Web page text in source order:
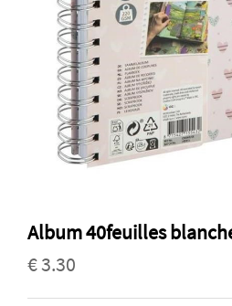
Album 40feuilles
€ 3.30